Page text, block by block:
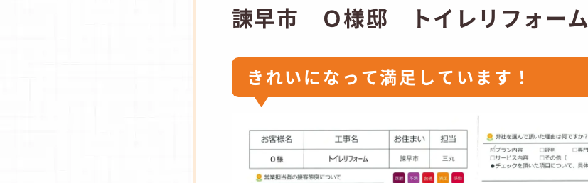
諫早市 Ｏ様邸 トイレリフォーム
きれいになって満足しています！